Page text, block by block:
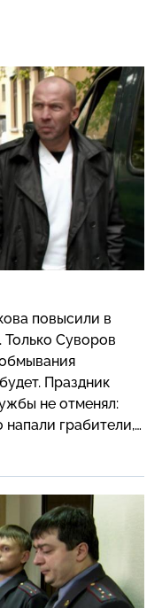
повысили в
Только Суворов
Праздник
не отменял:
грабители,
сумку. Как
заявление…